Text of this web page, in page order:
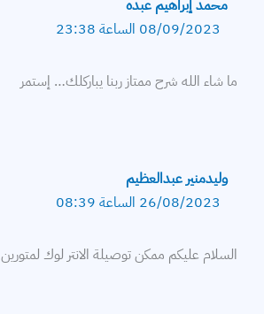
محمد إبراهيم عبده
08/09/2023 الساعة 23:38
ما شاء الله شرح ممتاز ربنا يباركلك… إستمر
وليدمنير عبدالعظيم
26/08/2023 الساعة 08:39
السلام عليكم ممكن توصيلة الانتر لوك لمتورين